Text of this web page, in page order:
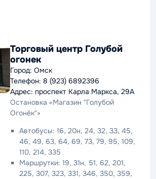
Торговый центр Голубой
огонек
Город: Омск
Телефон: 8 (923) 6892396
Адрес: проспект Карла Маркса, 29А
Остановка «Магазин "Голубой
Огонёк"»
Автобусы: 16, 20н, 24, 32, 33, 45,
46, 49, 63, 64, 69, 73, 79, 95, 109,
110, 214, 335
Маршрутки: 19, 31н, 51, 62, 201,
225, 307, 323, 331, 346, 350, 359,